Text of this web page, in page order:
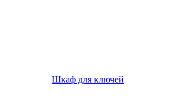
Шкаф для ключей